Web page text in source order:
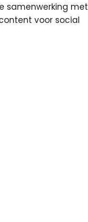
samenwerking met
voor social